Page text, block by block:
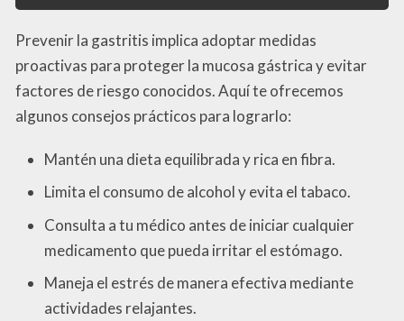
Prevenir la gastritis implica adoptar medidas
proactivas para proteger la mucosa gástrica y evitar
factores de riesgo conocidos. Aquí te ofrecemos
algunos consejos prácticos para lograrlo:
Mantén una dieta equilibrada y rica en fibra.
Limita el consumo de alcohol y evita el tabaco.
Consulta a tu médico antes de iniciar cualquier
medicamento que pueda irritar el estómago.
Maneja el estrés de manera efectiva mediante
actividades relajantes.